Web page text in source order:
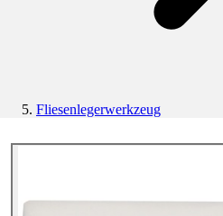
Fliesenlegerwerkzeug